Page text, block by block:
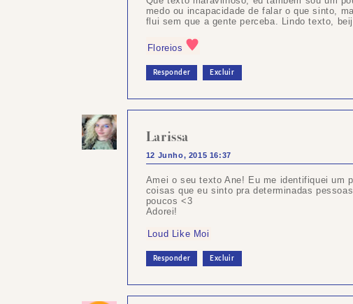
medo ou incapacidade de falar o que sinto,
flui sem que a gente perceba. Lindo texto,
Floreios
Responder Excluir
Larissa
12 Junho, 2015 16:37
Amei o seu texto Ane! Eu me identifiquei um
coisas que eu sinto pra determinadas
poucos <3
Adorei!
Loud Like Moi
Responder Excluir